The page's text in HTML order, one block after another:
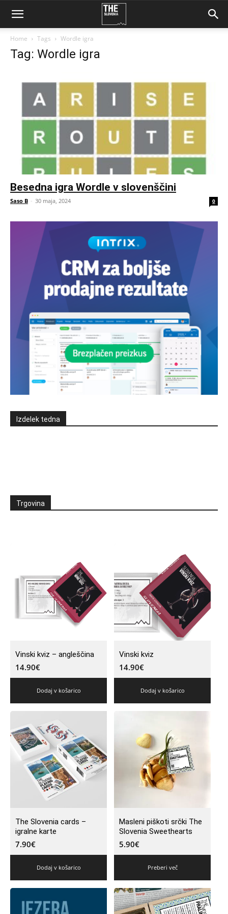
Home Tags Wordle igra
Tag: Wordle igra
Besedna igra Wordle v slovenščini
Saso B - 30 maja, 2024 0
Izdelek tedna
Trgovina
Vinski kviz – angleščina
14.90€
Dodaj v košarico
Vinski kviz
14.90€
Dodaj v košarico
The Slovenia cards –
igralne karte
7.90€
Dodaj v košarico
Masleni piškoti srčki The
Slovenia Sweethearts
5.90€
Preberi več